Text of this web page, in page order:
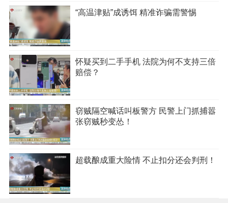
“高温津贴”成诱饵 精准诈骗需警惕
怀疑买到二手手机 法院为何不支持三倍
赔偿？
窃贼隔空喊话叫板警方 民警上门抓捕嚣
张窃贼秒变怂！
超载酿成重大险情 不止扣分还会判刑！